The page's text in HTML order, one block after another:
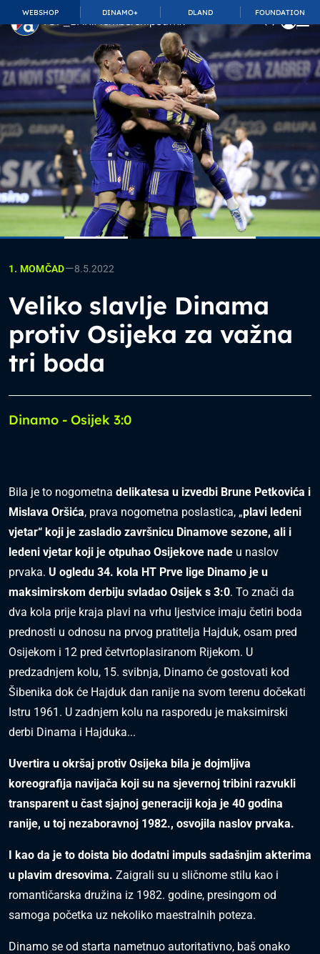
WEBSHOP DINAMO+ DLAND FOUNDATION
TOP_BAR.MembershipSuffix
1. MOMČAD—8.5.2022
Veliko slavlje Dinama
protiv Osijeka za važna
tri boda
Dinamo - Osijek 3:0
Bila je to nogometna delikatesa u izvedbi Brune Petkovića i
Mislava Oršića, prava nogometna poslastica, „plavi ledeni
vjetar“ koji je zasladio završnicu Dinamove sezone, ali i
ledeni vjetar koji je otpuhao Osijekove nade u naslov
prvaka. U ogledu 34. kola HT Prve lige Dinamo je u
maksimirskom derbiju svladao Osijek s 3:0. To znači da
dva kola prije kraja plavi na vrhu ljestvice imaju četiri boda
prednosti u odnosu na prvog pratitelja Hajduk, osam pred
Osijekom i 12 pred četvrtoplasiranom Rijekom. U
predzadnjem kolu, 15. svibnja, Dinamo će gostovati kod
Šibenika dok će Hajduk dan ranije na svom terenu dočekati
Istru 1961. U zadnjem kolu na rasporedu je maksimirski
derbi Dinama i Hajduka...
Uvertira u okršaj protiv Osijeka bila je dojmljiva
koreografija navijača koji su na sjevernoj tribini razvukli
transparent u čast sjajnoj generaciji koja je 40 godina
ranije, u toj nezaboravnoj 1982., osvojila naslov prvaka.
I kao da je to doista bio dodatni impuls sadašnjim akterima
u plavim dresovima. Zaigrali su u sličnome stilu kao i
romantičarska družina iz 1982. godine, presingom od
samoga početka uz nekoliko maestralnih poteza.
Dinamo se od starta nametnuo autoritativno, baš onako